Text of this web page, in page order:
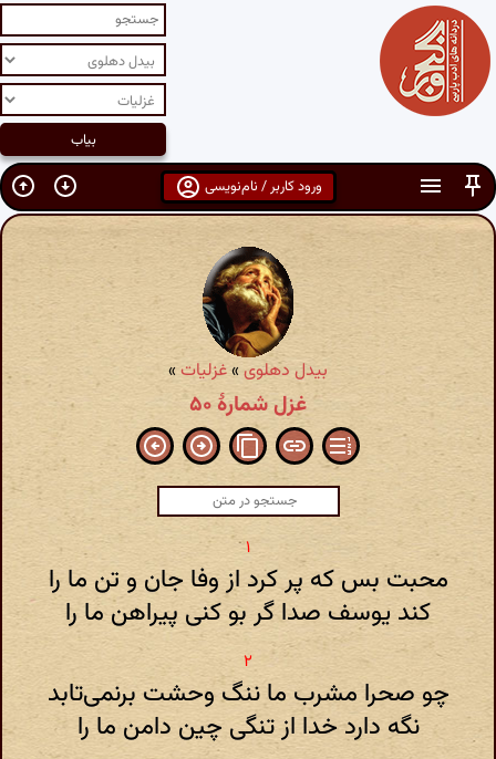
ورود کاربر / نام‌نویسی
بیدل دهلوی»غزلیات»
غزل شمارهٔ ۵۰
محبت بس که پر کرد از وفا جان و تن ما را
کند یوسف صدا گر بو کنی پیراهن ما را
چو صحرا مشرب ما ننگ وحشت برنمی‌تابد
نگه دارد خدا از تنگی چین دامن ما را